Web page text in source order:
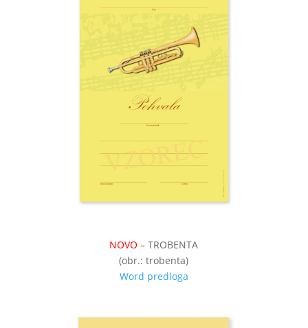
NOVO – TROBENTA
(obr.: trobenta)
Word predloga